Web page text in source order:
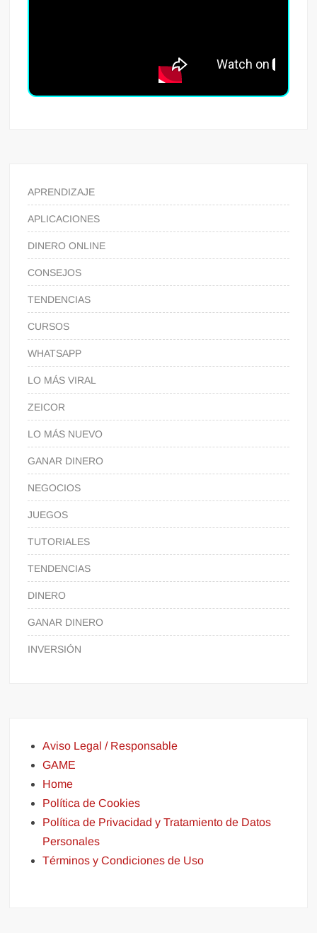
APRENDIZAJE
APLICACIONES
DINERO ONLINE
CONSEJOS
TENDENCIAS
CURSOS
WHATSAPP
LO MÁS VIRAL
ZEICOR
LO MÁS NUEVO
GANAR DINERO
NEGOCIOS
JUEGOS
TUTORIALES
TENDENCIAS
DINERO
GANAR DINERO
INVERSIÓN
Aviso Legal / Responsable
GAME
Home
Política de Cookies
Política de Privacidad y Tratamiento de Datos
Personales
Términos y Condiciones de Uso